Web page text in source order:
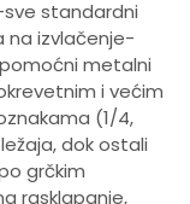
standardni
na izvlačenje-
metalni
i većim
(1/4,
dok ostali
grčkim
rasklapanje,